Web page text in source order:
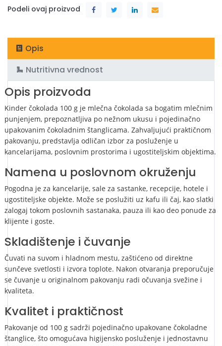
Podeli ovaj proizvod
Opis
Nutritivna vrednost
Opis proizvoda
Kinder čokolada 100 g je mlečna čokolada sa bogatim mlečnim
punjenjem, prepoznatljiva po nežnom ukusu i pojedinačno
upakovanim čokoladnim štanglicama. Zahvaljujući praktičnom
pakovanju, predstavlja odličan izbor za posluženje u
kancelarijama, poslovnim prostorima i ugostiteljskim objektima.
Namena u poslovnom okruženju
Pogodna je za kancelarije, sale za sastanke, recepcije, hotele i
ugostiteljske objekte. Može se poslužiti uz kafu ili čaj, kao slatki
zalogaj tokom poslovnih sastanaka, pauza ili kao deo ponude za
klijente i goste.
Skladištenje i čuvanje
Čuvati na suvom i hladnom mestu, zaštićeno od direktne
sunčeve svetlosti i izvora toplote. Nakon otvaranja preporučuje
se čuvanje u originalnom pakovanju radi očuvanja svežine i
kvaliteta.
Kvalitet i praktičnost
Pakovanje od 100 g sadrži pojedinačno upakovane čokoladne
štanglice, što omogućava higijensko posluženje i jednostavnu